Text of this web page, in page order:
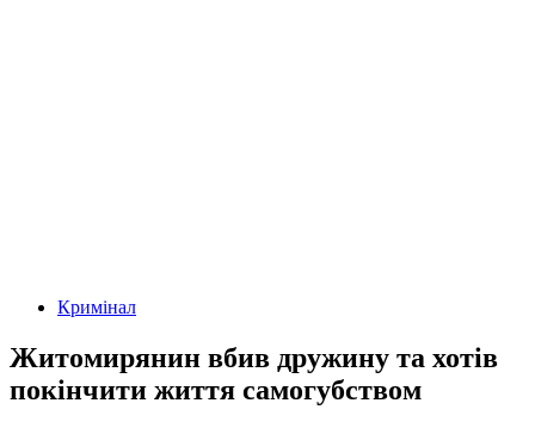
Кримінал
Житомирянин вбив дружину та хотів
покінчити життя самогубством